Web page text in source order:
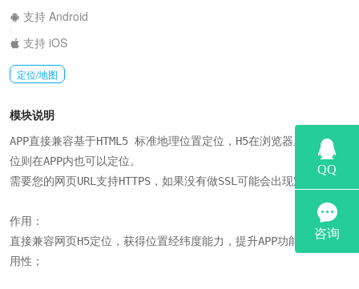
支持 Android
支持 iOS
定位/地图
模块说明
APP直接兼容基于HTML5 标准地理位置定位，H5在浏览器里面可以定
位则在APP内也可以定位。
需要您的网页URL支持HTTPS，如果没有做SSL可能会出现定位不准；
作用：
直接兼容网页H5定位，获得位置经纬度能力，提升APP功能，增强实
用性；